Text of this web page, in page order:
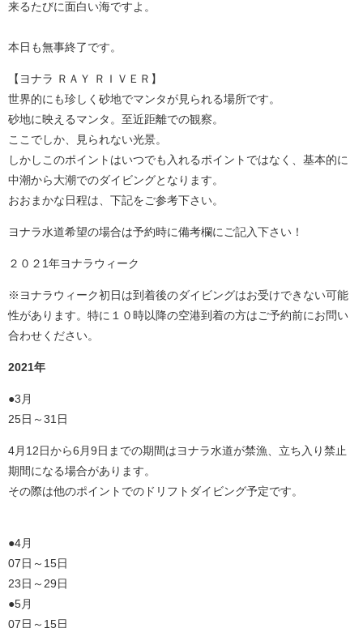
来るたびに面白い海ですよ。
本日も無事終了です。
【ヨナラ ＲＡＹ ＲＩＶＥＲ】
世界的にも珍しく砂地でマンタが見られる場所です。
砂地に映えるマンタ。至近距離での観察。
ここでしか、見られない光景。
しかしこのポイントはいつでも入れるポイントではなく、基本的に
中潮から大潮でのダイビングとなります。
おおまかな日程は、下記をご参考下さい。
ヨナラ水道希望の場合は予約時に備考欄にご記入下さい！
２０２1年ヨナラウィーク
※ヨナラウィーク初日は到着後のダイビングはお受けできない可能
性があります。特に１０時以降の空港到着の方はご予約前にお問い
合わせください。
2021年
●3月
25日～31日
4月12日から6月9日までの期間はヨナラ水道が禁漁、立ち入り禁止
期間になる場合があります。
その際は他のポイントでのドリフトダイビング予定です。
●4月
07日～15日
23日～29日
●5月
07日～15日